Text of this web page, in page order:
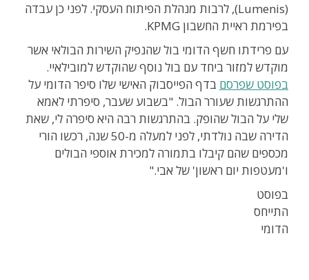
(Lumenis), לרבות מנהלת הפיתוח העסקי. לפני כן עבדה
בפירמת ראיית החשבון KPMG.
עם פרידתו חשף הדומי בול שהנפיק השירות הבולאי אשר
מוקדש למזור ביחד עם בול נוסף שהוקדש למובילאיי.
בפוסט שפרסם בדף הפייסבוק האישי שלו סיפר הדומי על
ההתרגשות שעורר הבול. "בשבוע שעבר, סיפרתי לאמא
שלי על הבול שהופק. בהתרגשות רבה היא סיפרה לי, שאת
הדירה שבה נולדתי, לפני למעלה מ-50 שנה, רכשו הורי
מכספים שהם קיבלו בתמורה למכירת אוספי הבולים
ו'מעטפות יום ראשון' של אבי."
בפוסט
התייחס
הדומי